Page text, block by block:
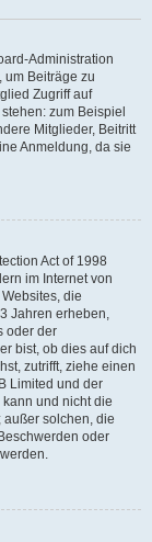
Administration
um Beiträge zu
Zugriff auf
zum Beispiel
Mitglieder, Beitritt
Anmeldung, da sie
Act of 1998
im Internet von
die
Jahren erheben,
oder der
bist, ob dies auf dich
zutrifft, ziehe einen
Limited und der
und nicht die
solchen, die
oder